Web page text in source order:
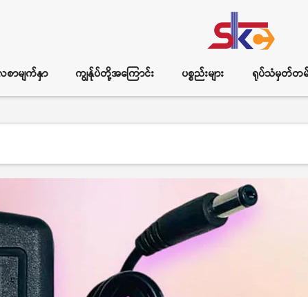
စာမျက်နှာ ကျွန်ုပ်တို့အကြောင်း ပစ္စည်းများ ရုပ်သံမှတ်တမ်